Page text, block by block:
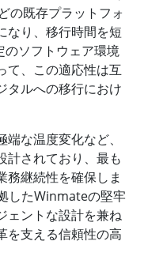
の既存プラットフォ
なり、移行時間を短
のソフトウェア環境
て、この適応性は互
タルへの移行におけ
な温度変化など、
計されており、最も
務継続性を確保しま
したWinmateの堅牢
ェントな設計を兼ね
を支える信頼性の高